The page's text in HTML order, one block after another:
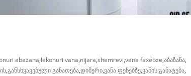
abazana,lakonuri vana,nijara,shemrevi,vana fexebze,აბაზანა,
,განსხვავებული განათება,დიმერი,ვანა ფეხებზე,ვანის განატება,